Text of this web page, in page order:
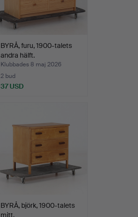
BYRÅ, furu, 1900-talets
andra hälft.
Klubbades 8 maj 2026
2 bud
37 USD
BYRÅ, björk, 1900-talets
mitt.